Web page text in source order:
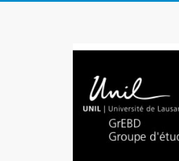
Bande
Dessinée